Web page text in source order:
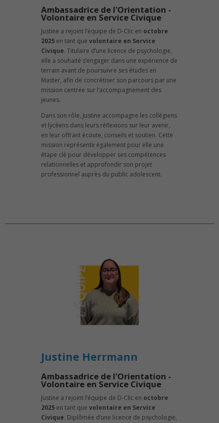
Ambassadrice de l'Orientation -
Volontaire en Service Civique
Justine a rejoint l’équipe de D-Clic en octobre
2025 en tant que volontaire en Service
Civique. Titulaire d’une licence de psychologie,
elle a souhaité s’engager dans une expérience de
terrain avant de poursuivre ses études en
Master, afin de concrétiser son parcours par une
mission centrée sur l’accompagnement des
jeunes.
Dans son rôle, Justine accompagne les collégiens
et lycéens dans leurs réflexions sur leur avenir,
en leur offrant écoute, conseils et soutien. Cette
mission représente également pour elle une
étape clé pour développer ses compétences
relationnelles et approfondir son projet
professionnel auprès du public adolescent.
Justine Herrmann
Ambassadrice de l'Orientation -
Volontaire en Service Civique
Justine a rejoint l’équipe de D-Clic en octobre
2025 en tant que volontaire en Service
Civique. Diplômée d’une licence de psychologie,